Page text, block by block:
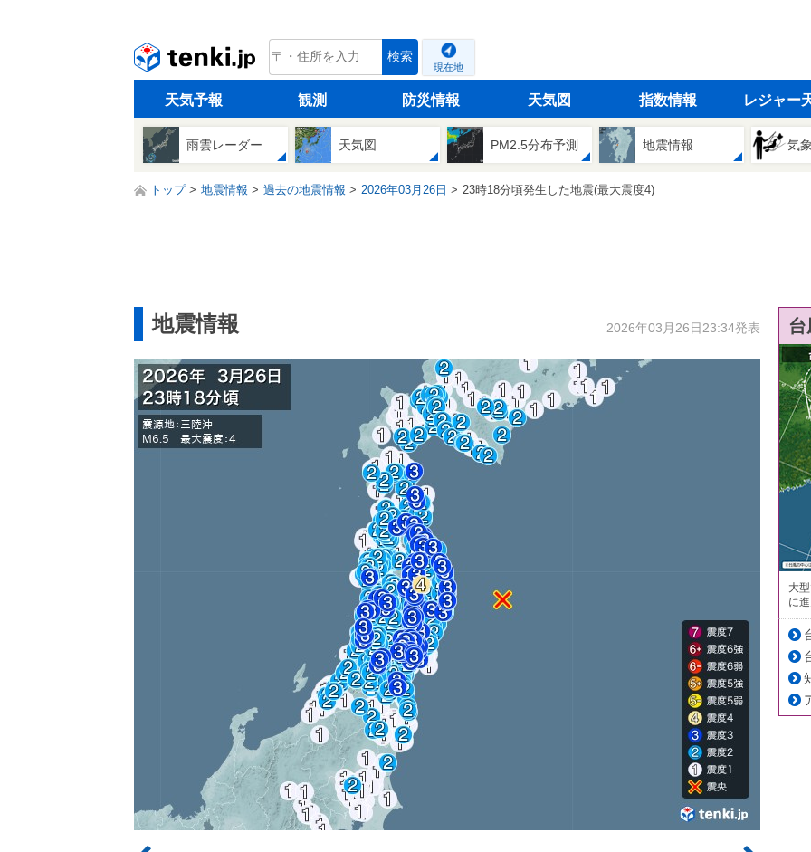
tenki.jp 検索
現在地
天気予報 観測 防災情報 天気図 指数情報 レジャー
雨雲レーダー 天気図 PM2.5分布予測 地震情報 気
トップ 地震情報 過去の地震情報 2026年03月26日 23時18分頃発生した地震(最大震度4)
地震情報 2026年03月26日23:34発表
大
に